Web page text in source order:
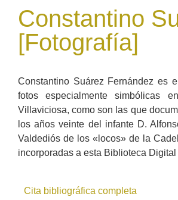
Constantino
[Fotografía]
Constantino Suárez Fernández es
fotos especialmente simbólicas
Villaviciosa, como son las que
los años veinte del infante D.
Valdediós de los «locos» de la
incorporadas a esta Biblioteca
Cita bibliográfica completa